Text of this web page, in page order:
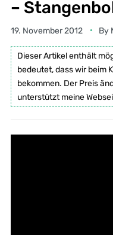
–
19. November 2012 By
Dieser Artikel enthält
bedeutet, dass wir beim
bekommen. Der Preis
unterstützt meine